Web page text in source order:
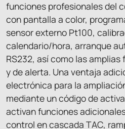
funciones profesionales del
con pantalla a color,
sensor externo Pt100,
calendario/hora, arranque
RS232, así como las
y de alerta. Una ventaja
electrónica para la
mediante un código de
activan funciones
control en cascada TAC,